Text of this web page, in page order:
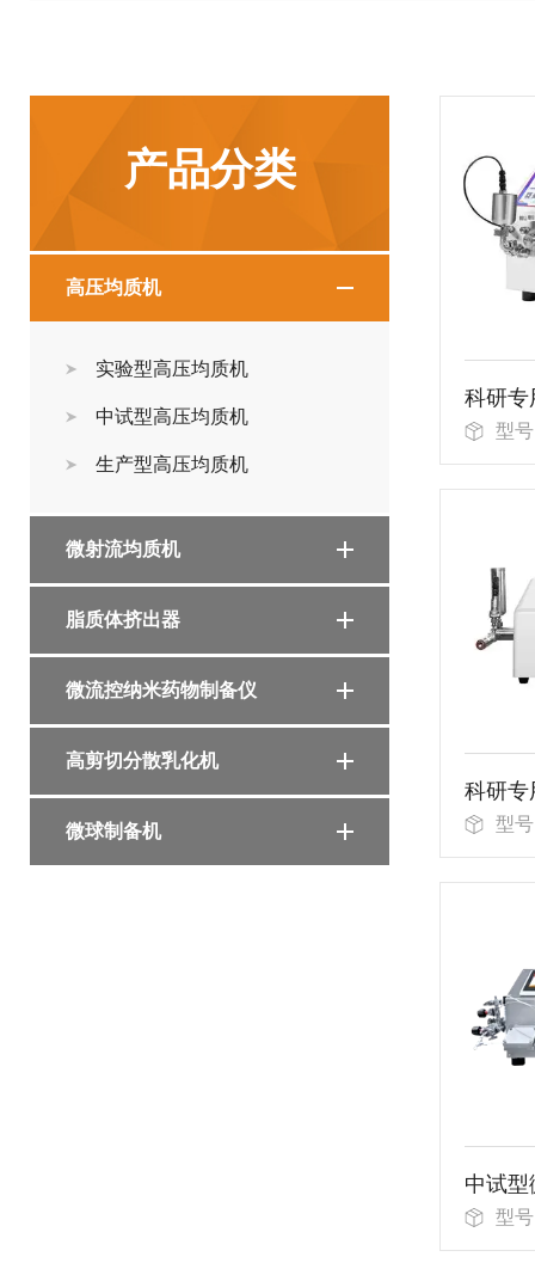
产品分类
高压均质机
实验型高压均质机
中试型高压均质机
生产型高压均质机
微射流均质机
脂质体挤出器
微流控纳米药物制备仪
高剪切分散乳化机
微球制备机
科研专
型
型
型